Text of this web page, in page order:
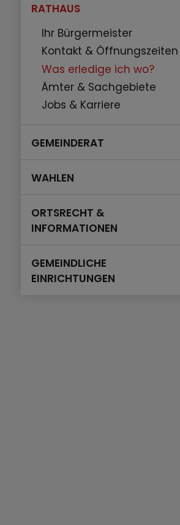
RATHAUS
Ihr Bürgermeister
Kontakt & Öffnungszeiten
Was erledige ich wo?
Ämter & Sachgebiete
Jobs & Karriere
GEMEINDERAT
WAHLEN
ORTSRECHT &
INFORMATIONEN
GEMEINDLICHE
EINRICHTUNGEN